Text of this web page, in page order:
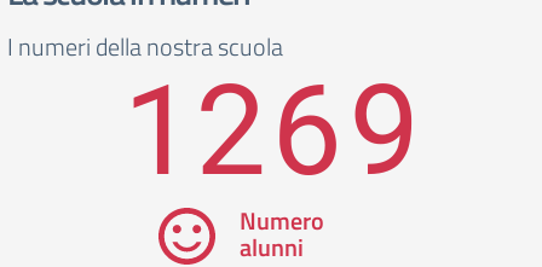
I numeri della nostra scuola
1269
Numero
alunni